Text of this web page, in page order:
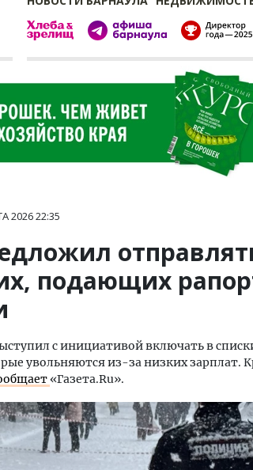
202622:35
подающих
с инициативой включать в
увольняются из-за низких зарплат.
«Газета.Ru».